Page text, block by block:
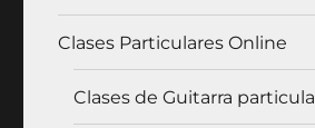
Clases Particulares Online
Clases de Guitarra